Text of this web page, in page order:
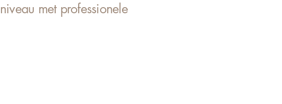
met professionele